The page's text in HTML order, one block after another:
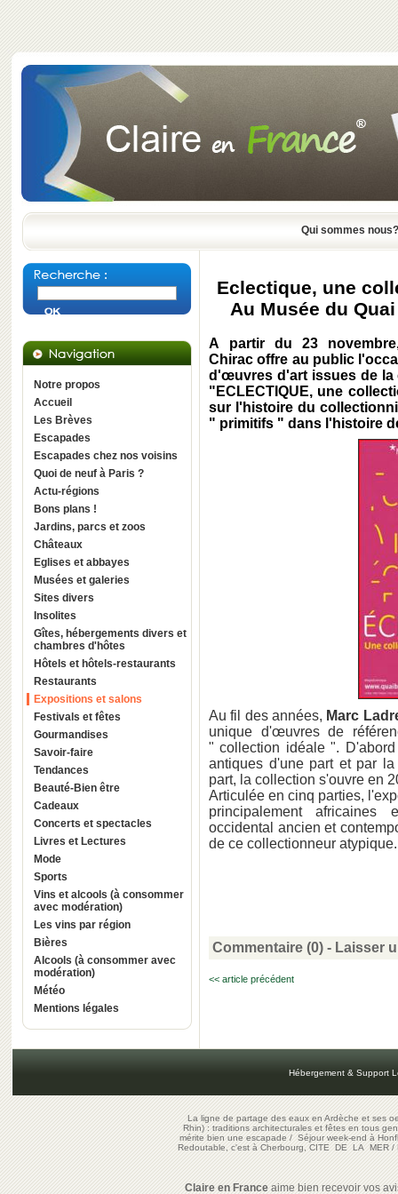
Qui sommes nous?
Notre propos
Accueil
Les Brèves
Escapades
Escapades chez nos voisins
Quoi de neuf à Paris ?
Actu-régions
Bons plans !
Jardins, parcs et zoos
Châteaux
Eglises et abbayes
Musées et galeries
Sites divers
Insolites
Gîtes, hébergements divers et
chambres d'hôtes
Hôtels et hôtels-restaurants
Restaurants
Expositions et salons
Festivals et fêtes
Gourmandises
Savoir-faire
Tendances
Beauté-Bien être
Cadeaux
Concerts et spectacles
Livres et Lectures
Mode
Sports
Vins et alcools (à consommer
avec modération)
Les vins par région
Bières
Alcools (à consommer avec
modération)
Météo
Mentions légales
Eclectique, une
Au Musée du
A partir du 23
Chirac offre au public
d'œuvres d'art issues de la
"ECLECTIQUE, une
sur l'histoire du
" primitifs " dans l'histoire
Au fil des années, Marc
unique d'œuvres de
" collection idéale ".
antiques d'une part et par
part, la collection s'ouvre en
Articulée en cinq parties,
principalement
occidental ancien et
de ce collectionneur atypique.
Commentaire (0) - Laisser
<< article précédent
Hébergement & Support
La ligne de partage des eaux en Ardèche et ses
Rhin) : traditions architecturales et fêtes en tous
mérite bien une escapade/Séjour week-end à
Redoutable, c'est à Cherbourg, CITE DE LA MER/
Claire en Franceaime bien recevoir vos